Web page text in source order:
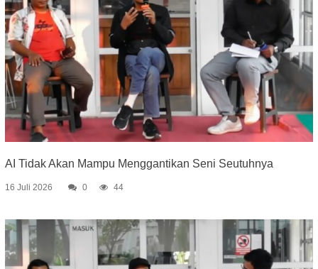
AI Tidak Akan Mampu Menggantikan Seni Seutuhnya
16 Juli 2026 0 44